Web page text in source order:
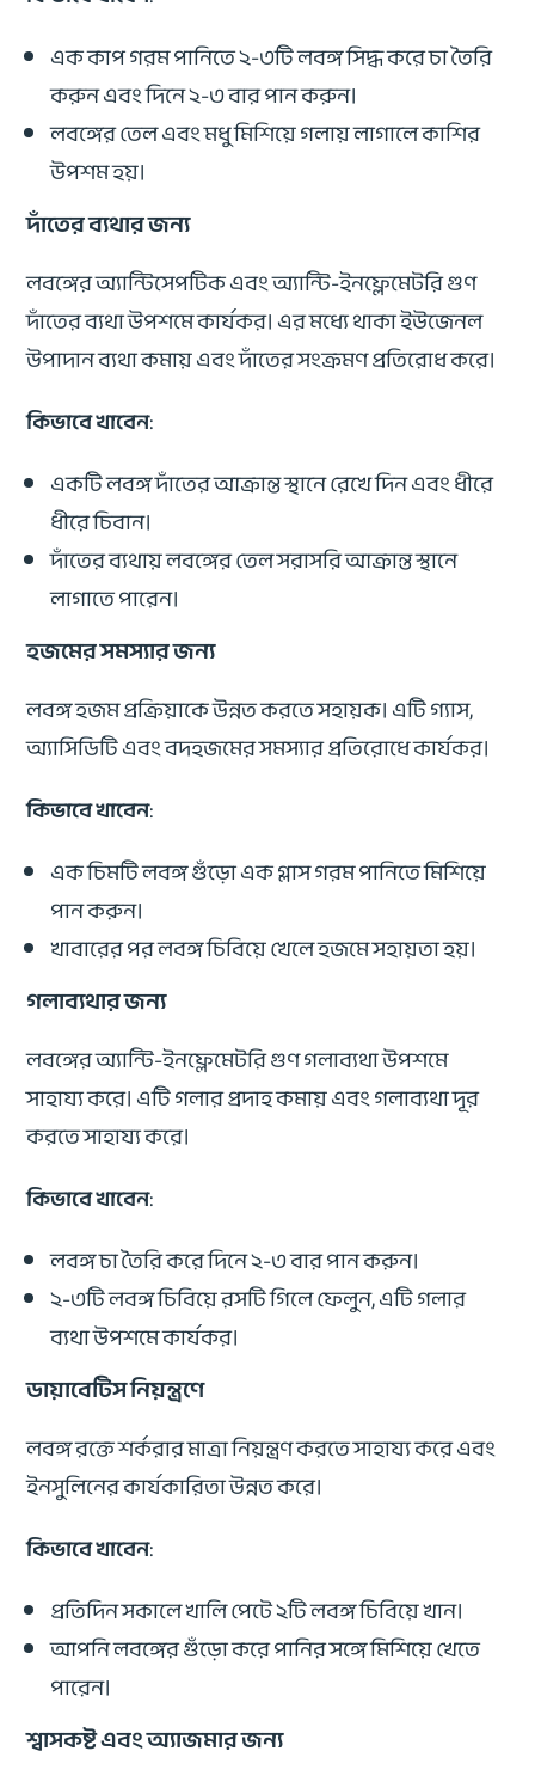
এক কাপ গরম পানিতে ২-৩টি লবঙ্গ সিদ্ধ করে চা তৈরি
করুন এবং দিনে ২-৩ বার পান করুন।
লবঙ্গের তেল এবং মধু মিশিয়ে গলায় লাগালে কাশির
উপশম হয়।
দাঁতের ব্যথার জন্য
লবঙ্গের অ্যান্টিসেপটিক এবং অ্যান্টি-ইনফ্লেমেটরি গুণ
দাঁতের ব্যথা উপশমে কার্যকর। এর মধ্যে থাকা ইউজেনল
উপাদান ব্যথা কমায় এবং দাঁতের সংক্রমণ প্রতিরোধ করে।
কিভাবে খাবেন:
একটি লবঙ্গ দাঁতের আক্রান্ত স্থানে রেখে দিন এবং ধীরে
ধীরে চিবান।
দাঁতের ব্যথায় লবঙ্গের তেল সরাসরি আক্রান্ত স্থানে
লাগাতে পারেন।
হজমের সমস্যার জন্য
লবঙ্গ হজম প্রক্রিয়াকে উন্নত করতে সহায়ক। এটি গ্যাস,
অ্যাসিডিটি এবং বদহজমের সমস্যার প্রতিরোধে কার্যকর।
কিভাবে খাবেন:
এক চিমটি লবঙ্গ গুঁড়ো এক গ্লাস গরম পানিতে মিশিয়ে
পান করুন।
খাবারের পর লবঙ্গ চিবিয়ে খেলে হজমে সহায়তা হয়।
গলাব্যথার জন্য
লবঙ্গের অ্যান্টি-ইনফ্লেমেটরি গুণ গলাব্যথা উপশমে
সাহায্য করে। এটি গলার প্রদাহ কমায় এবং গলাব্যথা দূর
করতে সাহায্য করে।
কিভাবে খাবেন:
লবঙ্গ চা তৈরি করে দিনে ২-৩ বার পান করুন।
২-৩টি লবঙ্গ চিবিয়ে রসটি গিলে ফেলুন, এটি গলার
ব্যথা উপশমে কার্যকর।
ডায়াবেটিস নিয়ন্ত্রণে
লবঙ্গ রক্তে শর্করার মাত্রা নিয়ন্ত্রণ করতে সাহায্য করে এবং
ইনসুলিনের কার্যকারিতা উন্নত করে।
কিভাবে খাবেন:
প্রতিদিন সকালে খালি পেটে ২টি লবঙ্গ চিবিয়ে খান।
আপনি লবঙ্গের গুঁড়ো করে পানির সঙ্গে মিশিয়ে খেতে
পারেন।
শ্বাসকষ্ট এবং অ্যাজমার জন্য